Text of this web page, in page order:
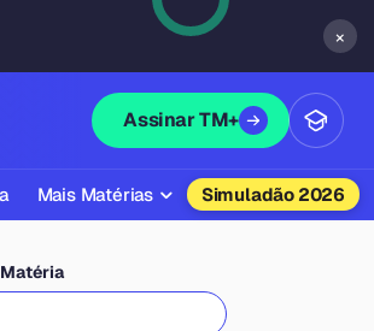
×
Assinar TM+
Mais Matérias Simuladão 2026